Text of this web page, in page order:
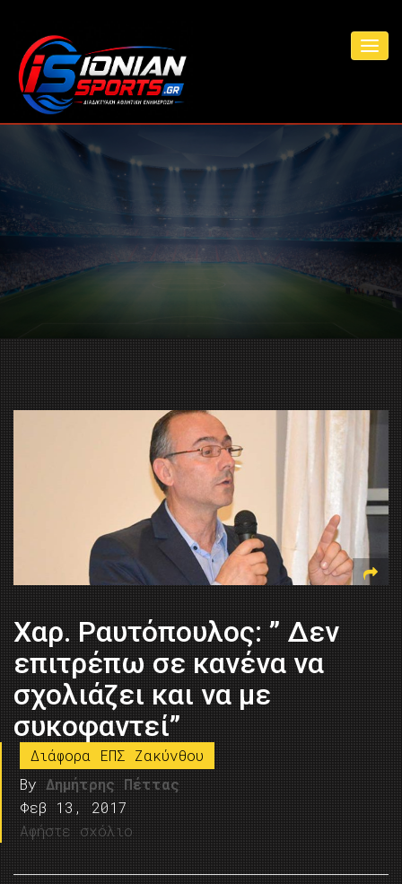
Χαρ. Ραυτόπουλος: ” Δεν
επιτρέπω σε κανένα να
σχολιάζει και να με
συκοφαντεί”
Διάφορα ΕΠΣ Ζακύνθου
By Δημήτρης Πέττας
Φεβ 13, 2017
Αφήστε σχόλιο